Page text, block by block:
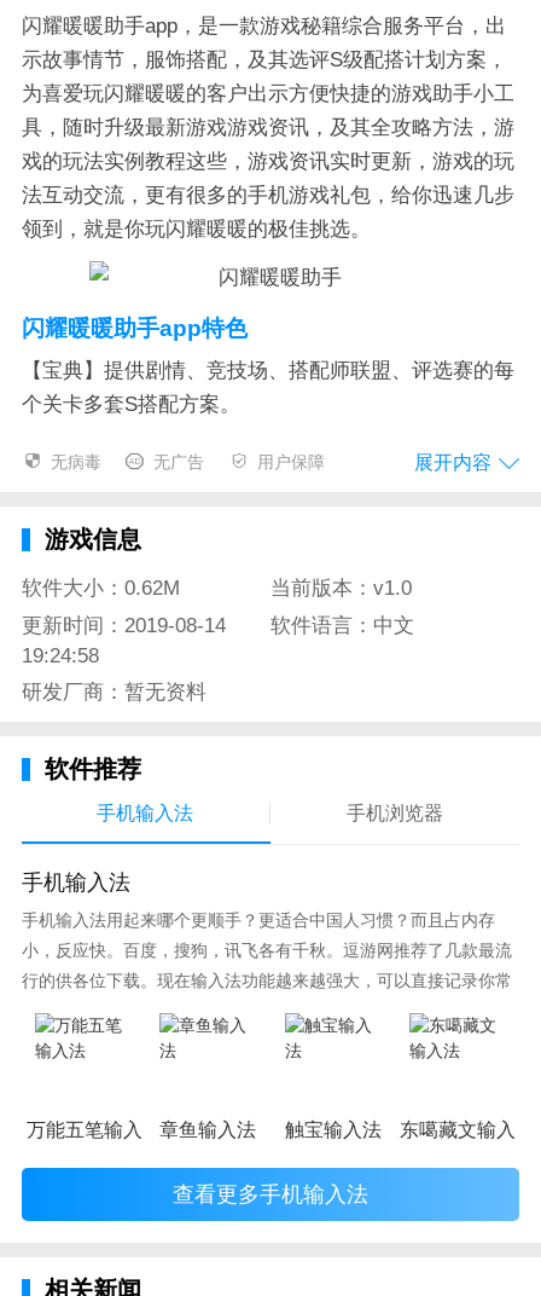
闪耀暖暖助手app，是一款游戏秘籍综合服务平台，出
示故事情节，服饰搭配，及其选评S级配搭计划方案，
为喜爱玩闪耀暖暖的客户出示方便快捷的游戏助手小工
具，随时升级最新游戏游戏资讯，及其全攻略方法，游
戏的玩法实例教程这些，游戏资讯实时更新，游戏的玩
法互动交流，更有很多的手机游戏礼包，给你迅速几步
领到，就是你玩闪耀暖暖的极佳挑选。
闪耀暖暖助手app特色
【宝典】提供剧情、竞技场、搭配师联盟、评选赛的每
个关卡多套S搭配方案。
【衣库】收纳游戏全部衣物饰品，并可根据名称、属
【资讯】查看并可搜索攻略技巧、资讯动态、玩法教程
【视频】S通关视频及其它游戏相关视频。
【玩友圈】玩家们发帖晒图，送心找好友的聚集地。
想要更加了解闪耀暖暖这款游戏吗，想要得到更多游戏
那就赶紧来下载闪耀暖暖助手app吧。
无病毒 无广告 用户保障 展开内容
游戏信息
软件大小：0.62M
当前版本：v1.0
更新时间：2019-08-14
19:24:58
软件语言：中文
研发厂商：暂无资料
软件推荐
手机输入法 手机浏览器
手机输入法
手机输入法用起来哪个更顺手？更适合中国人习惯？而且占内存
小，反应快。百度，搜狗，讯飞各有千秋。逗游网推荐了几款最流
行的供各位下载。现在输入法功能越来越强大，可以直接记录你常
使用的词语，并且还有各种新鲜好玩的表情，一款好的输入法直接
影响到你的打字速度哦。
万能五笔输入法章鱼输入法 触宝输入法 东噶藏文输入法
查看更多手机输入法
相关新闻